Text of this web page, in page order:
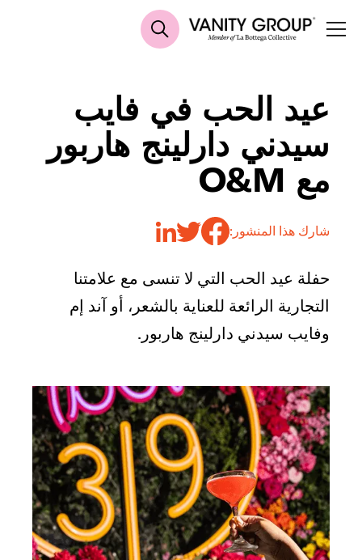
عيد الحب في فايب
سيدني دارلينج هاربور
مع O&M
شارك هذا المنشور:
حفلة عيد الحب التي لا تنسى مع علامتنا
التجارية الرائعة للعناية بالشعر، أو آند إم
وفايب سيدني دارلينج هاربور.